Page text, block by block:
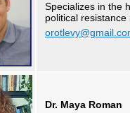
Specializes in the
political
Dr. Maya Roman